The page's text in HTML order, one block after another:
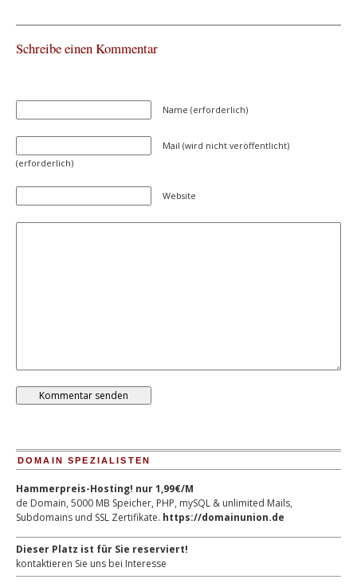
Schreibe einen Kommentar
Name (erforderlich)
Mail (wird nicht veröffentlicht)
(erforderlich)
Website
DOMAIN SPEZIALISTEN
Hammerpreis-Hosting! nur 1,99€/M
de Domain, 5000 MB Speicher, PHP, mySQL & unlimited Mails,
Subdomains und SSL Zertifikate. https://domainunion.de
Dieser Platz ist für Sie reserviert!
kontaktieren Sie uns bei Interesse